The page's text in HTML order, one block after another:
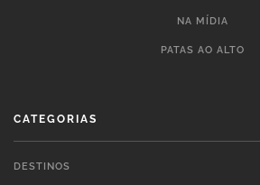
NA MÍDIA
PATAS AO ALTO
CATEGORIAS
DESTINOS